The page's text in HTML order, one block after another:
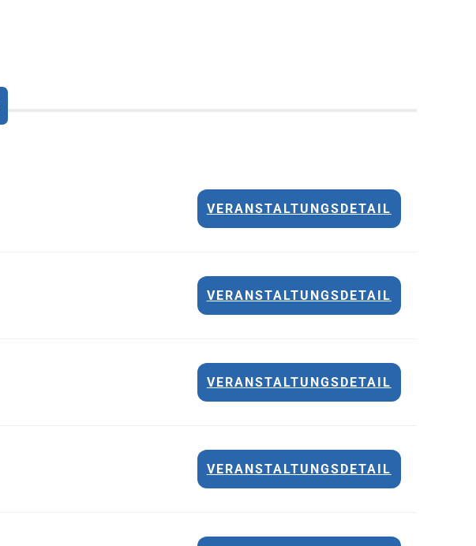
VERANSTALTUNGSDETAIL
VERANSTALTUNGSDETAIL
VERANSTALTUNGSDETAIL
VERANSTALTUNGSDETAIL